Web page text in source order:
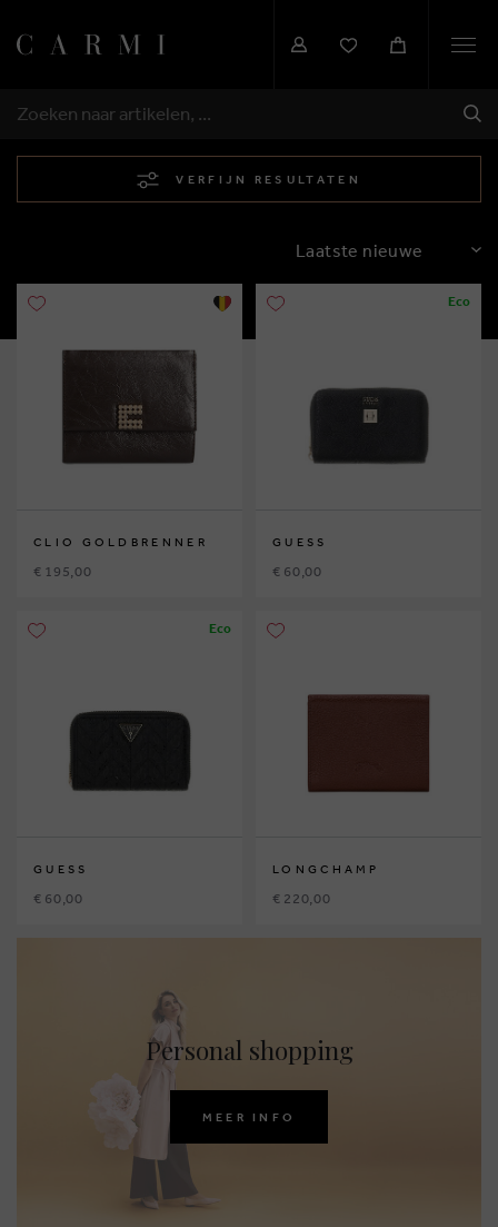
ZOEKEN
VERFIJN RESULTATEN
SORTEREN
CLIO GOLDBRENNER
€ 195,00
Eco
GUESS
€ 60,00
Eco
GUESS
€ 60,00
LONGCHAMP
€ 220,00
Personal shopping
MEER INFO